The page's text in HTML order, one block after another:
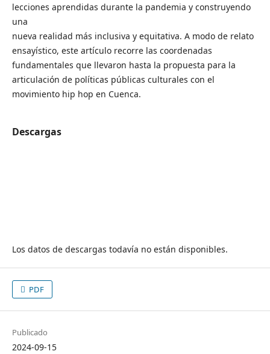
lecciones aprendidas durante la pandemia y construyendo
una
nueva realidad más inclusiva y equitativa. A modo de relato
ensayístico, este artículo recorre las coordenadas
fundamentales que llevaron hasta la propuesta para la
articulación de políticas públicas culturales con el
movimiento hip hop en Cuenca.
Descargas
Los datos de descargas todavía no están disponibles.
PDF
Publicado
2024-09-15